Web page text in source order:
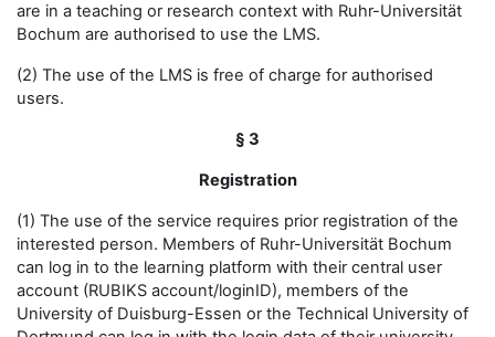
are in a teaching or research context with Ruhr-Universität
Bochum are authorised to use the LMS.
(2) The use of the LMS is free of charge for authorised
users.
§ 3
Registration
(1) The use of the service requires prior registration of the
interested person. Members of Ruhr-Universität Bochum
can log in to the learning platform with their central user
account (RUBIKS account/loginID), members of the
University of Duisburg-Essen or the Technical University of